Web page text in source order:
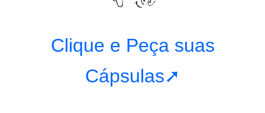
Clique e Peça suas
Cápsulas➚